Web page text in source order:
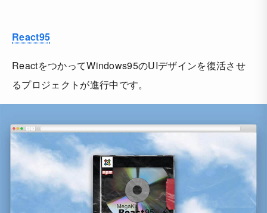
React95
ReactをつかってWindows95のUIデザインを復活させ
るプロジェクトが進行中です。